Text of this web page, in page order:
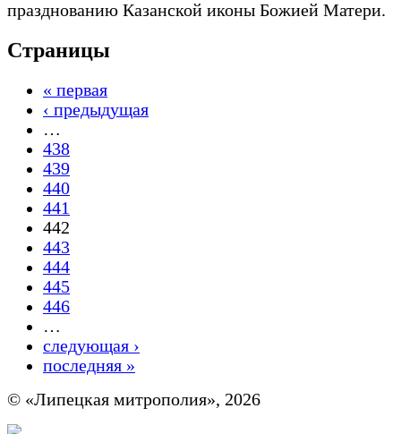
празднованию Казанской иконы Божией Матери.
Страницы
« первая
‹ предыдущая
…
438
439
440
441
442
443
444
445
446
…
следующая ›
последняя »
© «Липецкая митрополия», 2026